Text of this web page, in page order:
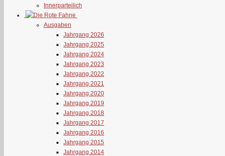
Innerparteilich
Ausgaben
Jahrgang 2026
Jahrgang 2025
Jahrgang 2024
Jahrgang 2023
Jahrgang 2022
Jahrgang 2021
Jahrgang 2020
Jahrgang 2019
Jahrgang 2018
Jahrgang 2017
Jahrgang 2016
Jahrgang 2015
Jahrgang 2014